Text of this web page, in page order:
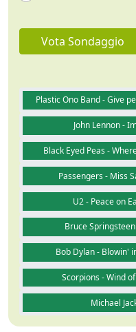
Vota Sondaggio
Plastic Ono Band - Give
John Lennon -
Black Eyed Peas -
Passengers - Miss
U2 - Peace on
Bruce
Bob Dylan - Blowin'
Scorpions - Wind
Michael